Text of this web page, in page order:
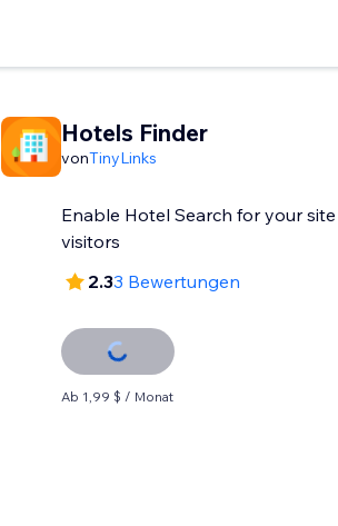
Hotels Finder
vonTinyLinks
Enable Hotel Search for your site
visitors
2.33 Bewertungen
Ab 1,99 $ / Monat